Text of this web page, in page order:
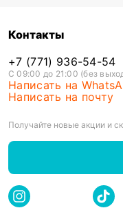
Контакты
+7 (771) 936-54-54
С 09:00 до 21:00 (без
Написать на
Написать на почту
Получайте новые акции и